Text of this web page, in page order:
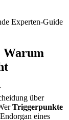
Warum
über
Triggerpunkte
eines